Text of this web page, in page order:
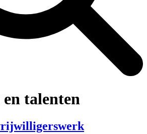
talenten